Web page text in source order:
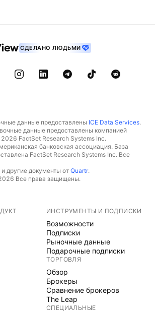
СДЕЛАНО ЛЮДЬМИ
данные предоставлены ICE Data Services.
данные предоставлены компанией
FactSet Research Systems Inc.
банковская ассоциация. База
FactSet Research Systems Inc. Все
другие документы от Quartr.
Все права защищены.
ИНСТРУМЕНТЫ И ПОДПИСКИ
Возможности
Подписки
Рыночные данные
Подарочные подписки
ТОРГОВЛЯ
Обзор
Брокеры
Сравнение брокеров
The Leap
СПЕЦИАЛЬНЫЕ